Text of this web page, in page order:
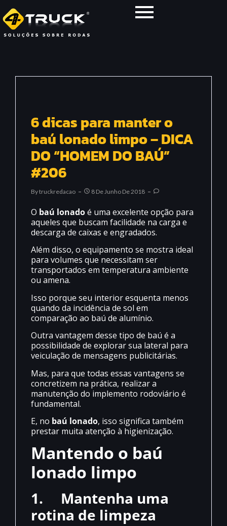
6 dicas para manter o
baú lonado limpo – DICA
DO “HOMEM DO BAÚ”
#206
ByTruckredacao 8 De Junho De 2018
O baú lonadoé uma excelente opção para
aqueles que buscam facilidade na carga e
descarga de caixas e engradados.
Além disso, o equipamento se mostra ideal
para volumes que necessitam ser
transportados em temperatura ambiente
ou amena.
Isso porque seu interior esquenta menos
quando da incidência de sol em
comparação ao baú de alumínio.
Outra vantagem desse tipo de baú é a
possibilidade de explorar sua lateral para
veiculação de mensagens publicitárias.
Mas, para que todas essas vantagens se
concretizem na prática, realizar a
manutenção do implemento rodoviário é
fundamental.
E, no baú lonado, isso significa também
prestar muita atenção à higienização.
Mantendo o baú
lonado limpo
1. Mantenha uma
rotina de limpeza